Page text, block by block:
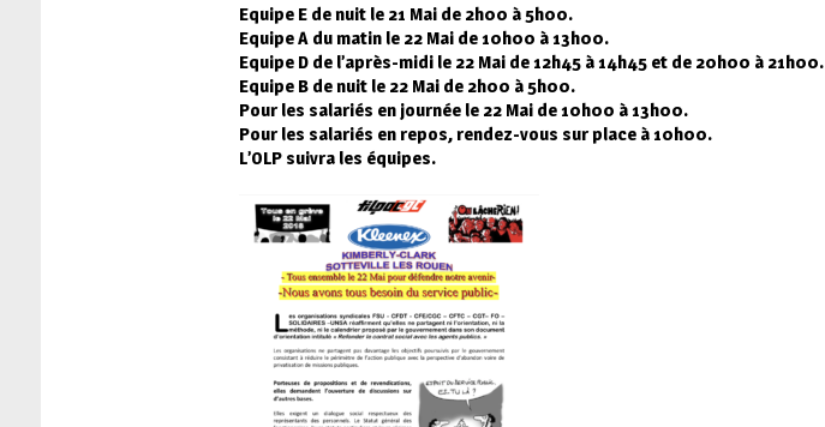
Equipe E de nuit le 21 Mai de 2h00 à 5h00.
Equipe A du matin le 22 Mai de 10h00 à 13h00.
Equipe D de l’après-midi le 22 Mai de 12h45 à 14h45 et de 20h00 à 21h00.
Equipe B de nuit le 22 Mai de 2h00 à 5h00.
Pour les salariés en journée le 22 Mai de 10h00 à 13h00.
Pour les salariés en repos, rendez-vous sur place à 10h00.
L’OLP suivra les équipes.